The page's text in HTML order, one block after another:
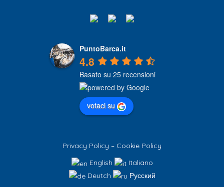
PuntoBarca.it
4.8
Basato su 25 recensioni
votaci su
Privacy Policy – Cookie Policy
English
Italiano
Deutch
Русский